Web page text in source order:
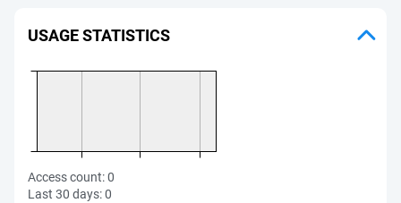
USAGE STATISTICS
Access count:0
Last 30 days:0